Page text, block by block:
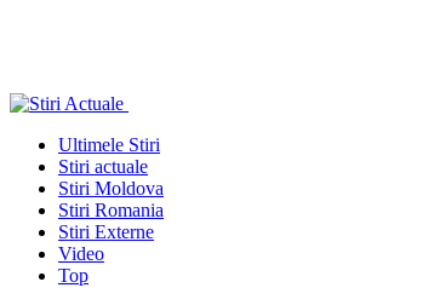
Ultimele Stiri
Stiri actuale
Stiri Moldova
Stiri Romania
Stiri Externe
Video
Top